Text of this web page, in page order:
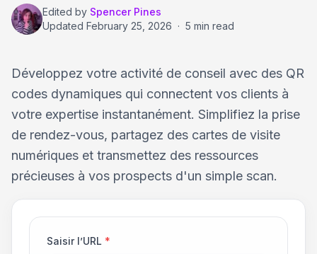
Edited by Spencer Pines
Updated February 25, 2026 · 5 min read
Développez votre activité de conseil avec des QR
codes dynamiques qui connectent vos clients à
votre expertise instantanément. Simplifiez la prise
de rendez-vous, partagez des cartes de visite
numériques et transmettez des ressources
précieuses à vos prospects d'un simple scan.
Saisir l’URL *